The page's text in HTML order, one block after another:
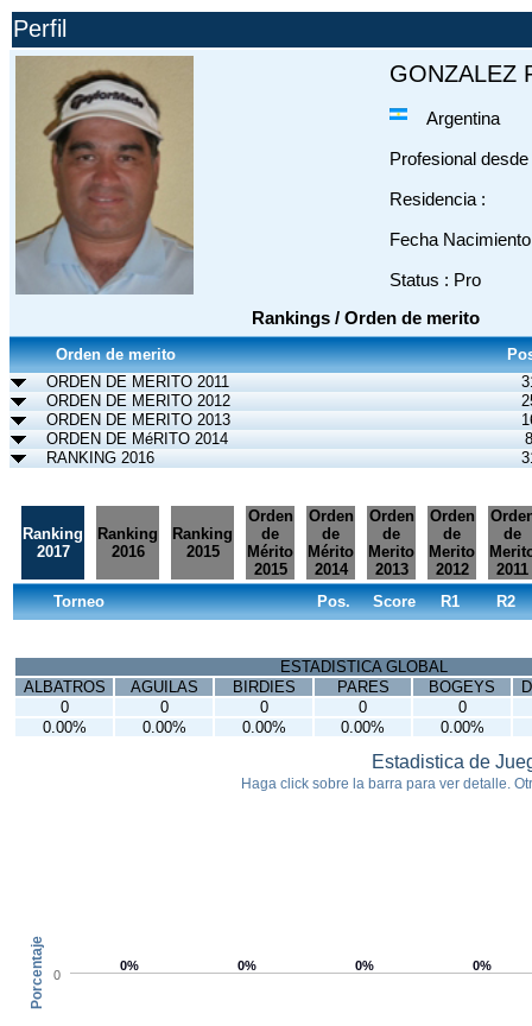
Perfil
GONZALEZ
Argentina
Profesional desde
Residencia :
Fecha
Status : Pro
Rankings / Orden de merito
Orden de merito
ORDEN DE MERITO 2011
ORDEN DE MERITO 2012
ORDEN DE MERITO 2013
ORDEN DE MéRITO 2014
8
RANKING 2016
Ranking
2017
Ranking
2016
Ranking
2015
Orden
de
Mérito
2015
Orden
de
Mérito
2014
Orden
de
Merito
2013
Orden
de
Merito
2012
de
2011
Torneo
Pos. Score R1 R2
ESTADISTICA GLOBAL
ALBATROS
AGUILAS BIRDIES PARES BOGEYS
0
0 0 0
0
0.00%
0.00% 0.00% 0.00% 0.00%
Porcentaje
Estadistica de
Haga click sobre la barra para ver detalle.
0% 0% 0% 0%
0